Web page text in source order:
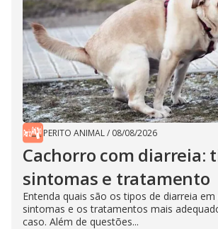
PERITO ANIMAL/ 08/08/2026
Cachorro com diarreia:
sintomas e tratamento
Entenda quais são os tipos de diarreia
sintomas e os tratamentos mais
caso. Além de questões...